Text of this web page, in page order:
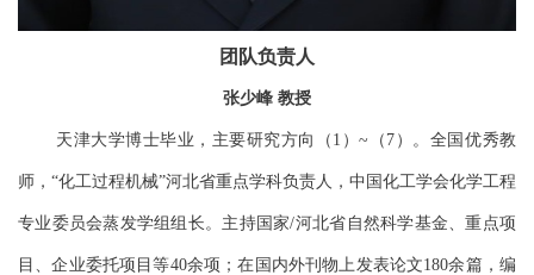
团队负责人
张少峰 教授
天津大学博士毕业，主要研究方向（ 1 ）~ （ 7 ）。全国优秀教
师， “化工过程机械”河北省重点学科负责人，中国化工学会化学工程
专业委员会蒸发学组组长。主持国家/河北省自然科学基金、重点项
目、企业委托项目等40余项；在国内外刊物上发表论文180余篇，编